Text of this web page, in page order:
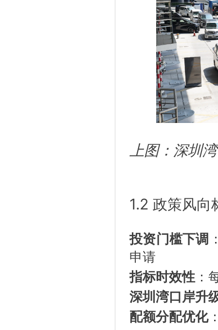
上图：深圳
1.2 政策风
投资门槛下调
申请
指标时效性 ：
深圳湾口岸升
配额分配优化